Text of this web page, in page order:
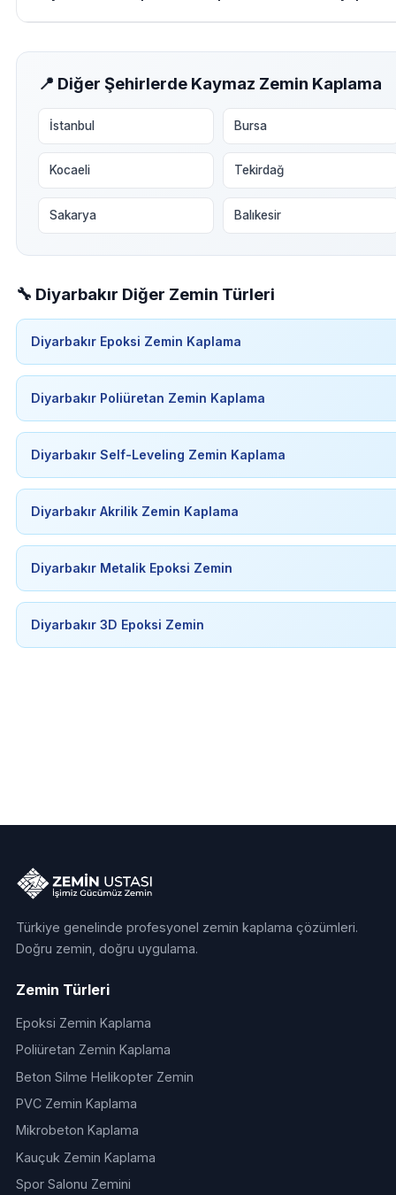
📍 Diğer Şehirlerde Kaymaz Zemin Kaplama
İstanbul Bursa
Kocaeli Tekirdağ
Sakarya Balıkesir
🔧 Diyarbakır Diğer Zemin Türleri
Diyarbakır Epoksi Zemin Kaplama
Diyarbakır Poliüretan Zemin Kaplama
Diyarbakır Self-Leveling Zemin Kaplama
Diyarbakır Akrilik Zemin Kaplama
Diyarbakır Metalik Epoksi Zemin
Diyarbakır 3D Epoksi Zemin
Türkiye genelinde profesyonel zemin kaplama çözümleri.
Doğru zemin, doğru uygulama.
Zemin Türleri
Epoksi Zemin Kaplama
Poliüretan Zemin Kaplama
Beton Silme Helikopter Zemin
PVC Zemin Kaplama
Mikrobeton Kaplama
Kauçuk Zemin Kaplama
Spor Salonu Zemini